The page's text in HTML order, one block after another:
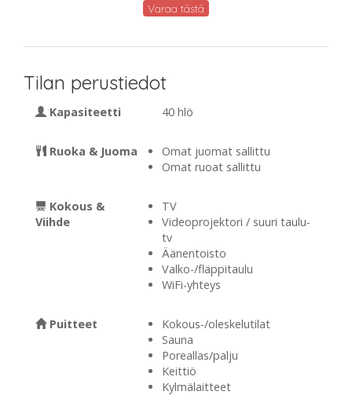
Varaa tästä
Tilan perustiedot
Kapasiteetti 40 hlö
Ruoka & Juoma
Omat juomat sallittu
Omat ruoat sallittu
Kokous &
Viihde
TV
Videoprojektori / suuri taulu-
tv
Äänentoisto
Valko-/fläppitaulu
WiFi-yhteys
Puitteet
Kokous-/oleskelutilat
Sauna
Poreallas/palju
Keittiö
Kylmälaitteet